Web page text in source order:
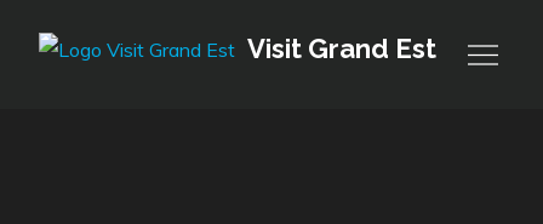
Visit Grand Est